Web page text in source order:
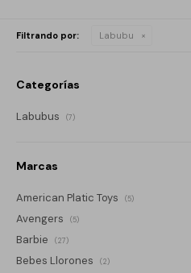
Filtrando por: Labubu
Categorías
Labubus (7)
Marcas
American Platic Toys (5)
Avengers (5)
Barbie (27)
Bebes Llorones (2)